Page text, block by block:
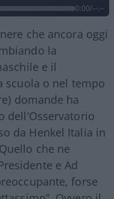
0:00/--:--
che ancora oggi
la
e il
scuola o nel tempo
domande ha
da Henkel Italia in
che ne
e Ad
forse